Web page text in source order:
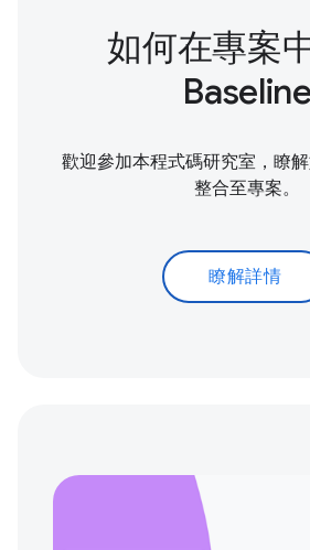
如何在專案
Baseline
歡迎參加本程式碼研究室，瞭
整合至專案。
瞭解詳情